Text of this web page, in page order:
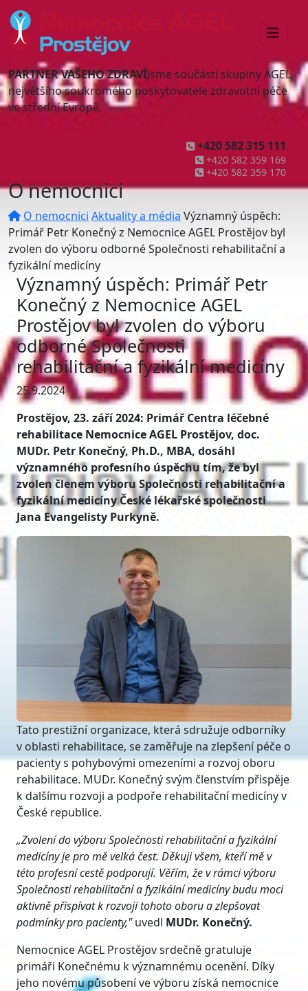
PARTNER VAŠEHO ZDRAVÍJsme součástí skupiny AGEL,
největšího soukromého poskytovatele zdravotní péče
ve střední Evropě.
+420 582 315 111
+420 582 359 169
+420 582 359 170
O nemocnici
O nemocnici Aktuality a média Významný úspěch:
Primář Petr Konečný z Nemocnice AGEL Prostějov byl
zvolen do výboru odborné Společnosti rehabilitační a
fyzikální medicíny
Významný úspěch: Primář Petr
Konečný z Nemocnice AGEL
Prostějov byl zvolen do výboru
odborné Společnosti
rehabilitační a fyzikální medicíny
25.9.2024
Prostějov, 23. září 2024: Primář Centra léčebné
rehabilitace Nemocnice AGEL Prostějov, doc.
MUDr. Petr Konečný, Ph.D., MBA, dosáhl
významného profesního úspěchu tím, že byl
zvolen členem výboru Společnosti rehabilitační a
fyzikální medicíny České lékařské společnosti
Jana Evangelisty Purkyně.
Tato prestižní organizace, která sdružuje odborníky
v oblasti rehabilitace, se zaměřuje na zlepšení péče o
pacienty s pohybovými omezeními a rozvoj oboru
rehabilitace. MUDr. Konečný svým členstvím přispěje
k dalšímu rozvoji a podpoře rehabilitační medicíny v
České republice.
„Zvolení do výboru Společnosti rehabilitační a fyzikální
medicíny je pro mě velká čest. Děkuji všem, kteří mě v
této profesní cestě podporují. Věřím, že v rámci výboru
Společnosti rehabilitační a fyzikální medicíny budu moci
aktivně přispívat k rozvoji tohoto oboru a zlepšovat
podmínky pro pacienty,"uvedl MUDr. Konečný.
Nemocnice AGEL Prostějov srdečně gratuluje
primáři Konečnému k významnému ocenění. Díky
jeho novému působení ve výboru získá nemocnice